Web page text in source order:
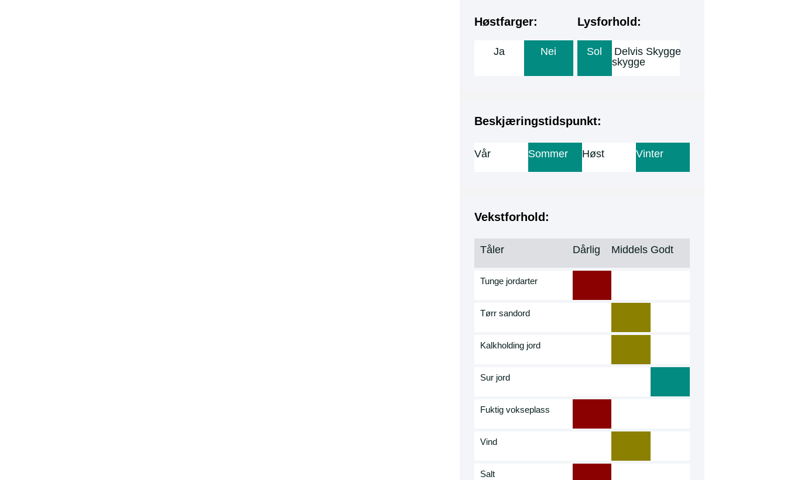
Høstfarger:
Ja Nei
Lysforhold:
Sol
Delvis
skygge
Skygge
Beskjæringstidspunkt:
Vår Sommer Høst Vinter
Vekstforhold:
Tåler Dårlig Middels Godt
Tunge jordarter
Tørr sandord
Kalkholding jord
Sur jord
Fuktig vokseplass
Vind
Salt